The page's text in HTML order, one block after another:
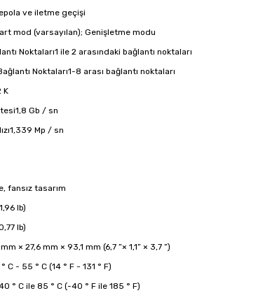
ve iletme geçişi
mod (varsayılan); Genişletme modu
Noktaları1 ile 2 arasındaki bağlantı noktaları
Noktaları1-8 arası bağlantı noktaları
K
1,8 Gb / sn
1,339 Mp / sn
fansız tasarım
lb)
lb)
× 27,6 mm × 93,1 mm (6,7 ”× 1,1” × 3,7 ”)
C - 55 ° C (14 ° F - 131 ° F)
° C ile 85 ° C (-40 ° F ile 185 ° F)